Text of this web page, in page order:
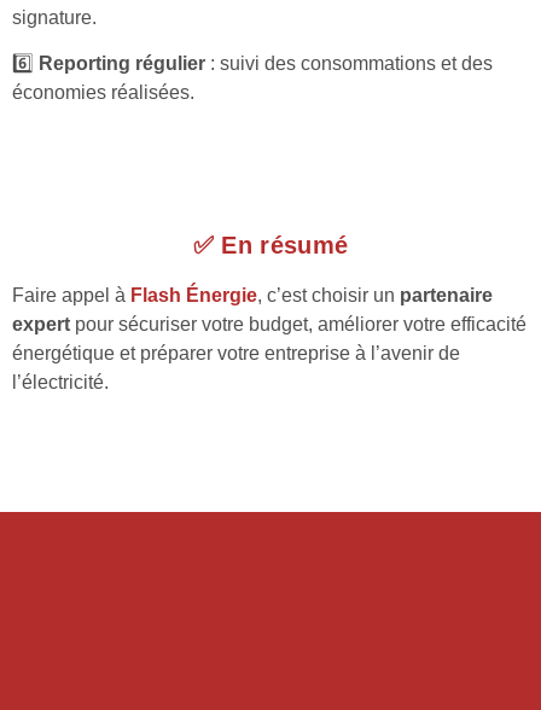
signature.
6️⃣ Reporting régulier : suivi des consommations et des
économies réalisées.
✅ En résumé
Faire appel à Flash Énergie, c’est choisir un partenaire
expert pour sécuriser votre budget, améliorer votre efficacité
énergétique et préparer votre entreprise à l’avenir de
l’électricité.